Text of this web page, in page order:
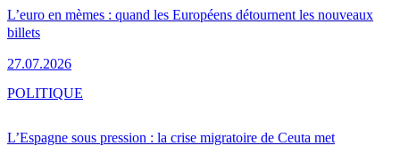
L’euro en mèmes : quand les Européens détournent les nouveaux
billets
27.07.2026
L’Espagne sous pression : la crise migratoire de Ceuta met
POLITIQUE